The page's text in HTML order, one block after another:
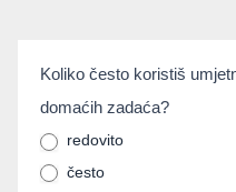
Koliko često koristiš
domaćih zadaća?
redovito
često
If you
are
human,
leave